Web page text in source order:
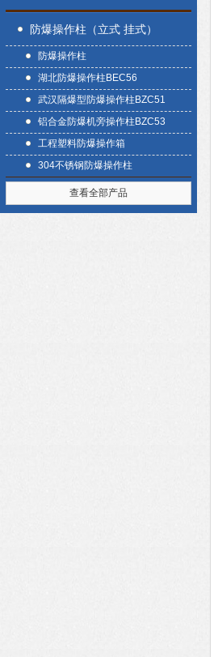
防爆操作柱（立式 挂式）
防爆操作柱
湖北防爆操作柱BEC56
武汉隔爆型防爆操作柱BZC51
铝合金防爆机旁操作柱BZC53
工程塑料防爆操作箱
304不锈钢防爆操作柱
查看全部产品